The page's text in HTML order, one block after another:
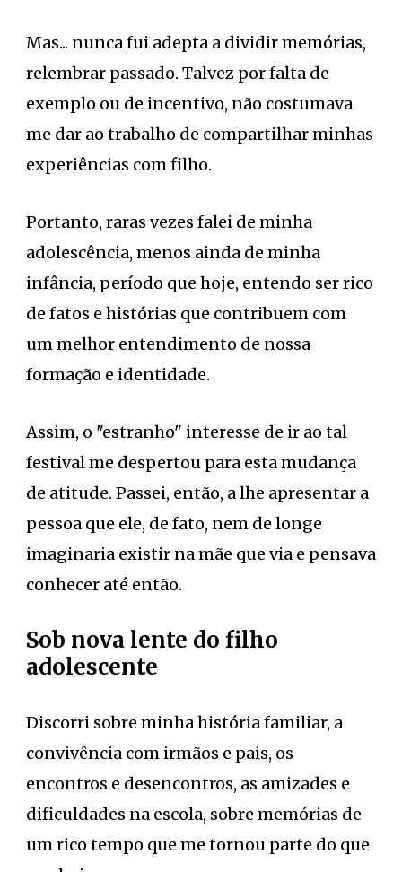
Mas... nunca fui adepta a dividir memórias,
relembrar passado. Talvez por falta de
exemplo ou de incentivo, não costumava
me dar ao trabalho de compartilhar minhas
experiências com filho.
Portanto, raras vezes falei de minha
adolescência, menos ainda de minha
infância, período que hoje, entendo ser rico
de fatos e histórias que contribuem com
um melhor entendimento de nossa
formação e identidade.
Assim, o "estranho" interesse de ir ao tal
festival me despertou para esta mudança
de atitude. Passei, então, a lhe apresentar a
pessoa que ele, de fato, nem de longe
imaginaria existir na mãe que via e pensava
conhecer até então.
Sob nova lente do filho
adolescente
Discorri sobre minha história familiar, a
convivência com irmãos e pais, os
encontros e desencontros, as amizades e
dificuldades na escola, sobre memórias de
um rico tempo que me tornou parte do que